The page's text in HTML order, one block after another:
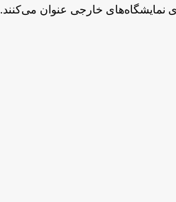
نمایشگاه‌های خارجی عنوان می‌کنند.